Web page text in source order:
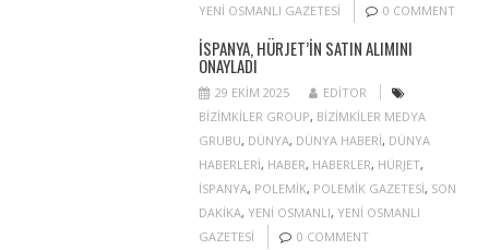
YENI OSMANLI GAZETESI
0 COMMENT
İSPANYA, HÜRJET’IN SATIN ALIMINI
ONAYLADI
29 EKIM 2025
EDITOR
BIZIMKILER GROUP, BIZIMKILER MEDYA
GRUBU, DÜNYA, DÜNYA HABERI, DÜNYA
HABERLERI, HABER, HABERLER, HÜRJET,
ISPANYA, POLEMIK, POLEMIK GAZETESI, SON
DAKIKA, YENI OSMANLI, YENI OSMANLI
GAZETESI
0 COMMENT